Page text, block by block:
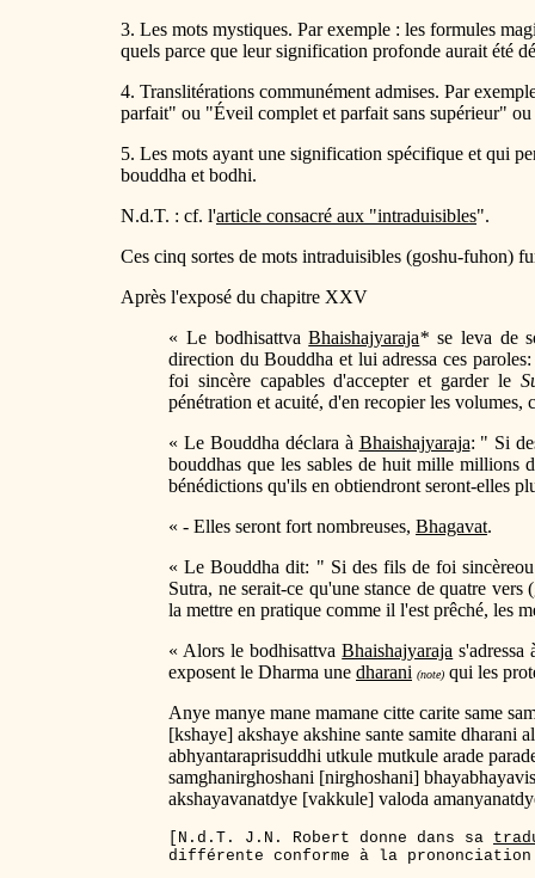
3. Les mots mystiques. Par exemple : les formules
quels parce que leur signification profonde aurait été
4. Translitérations communément admises. Par
parfait" ou "Éveil complet et parfait sans supérieur"
5. Les mots ayant une signification spécifique et qui
bouddha et bodhi.
N.d.T. : cf. l'article consacré aux "intraduisibles".
Ces cinq sortes de mots intraduisibles (goshu-fuhon)
Après l'exposé du chapitre XXV
« Le bodhisattvaBhaishajyaraja* se leva de
direction du Bouddha et lui adressa ces
foi sincère capables d'accepter et garder le
pénétration et acuité, d'en recopier les
« Le Bouddha déclara à Bhaishajyaraja: " Si
bouddhas que les sables de huit mille millions
bénédictions qu'ils en obtiendront seront-elles
« - Elles seront fort nombreuses, Bhagavat.
« Le Bouddha dit: " Si des fils de foi
Sutra, ne serait-ce qu'une stance de quatre
la mettre en pratique comme il l'est prêché, les
« Alors le bodhisattvaBhaishajyaraja
exposent le Dharma une dharani (note) qui les
Anye manye mane mamane citte carite same
[kshaye] akshaye akshine sante samite dharani
abhyantaraprisuddhi utkule mutkule arade
samghanirghoshani [nirghoshani]
akshayavanatdye [vakkule] valoda
[N.d.T. J.N. Robert donne dans sa
différente conforme à la